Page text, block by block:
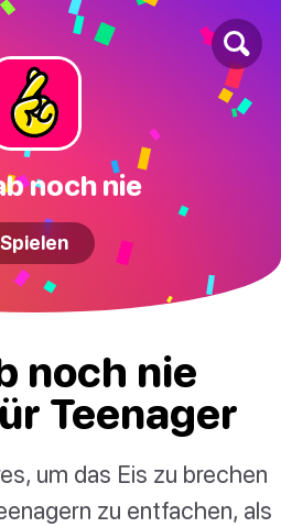
noch nie
Spielen
noch nie
Teenager
um das Eis zu brechen
zu entfachen, als